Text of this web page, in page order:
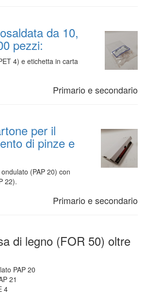
da 10,
pezzi:
4) e etichetta in carta
Primario e secondario
per il
di pinze e
(PAP 20) con
22).
Primario e secondario
di legno (FOR 50) oltre
PAP 20
21
4